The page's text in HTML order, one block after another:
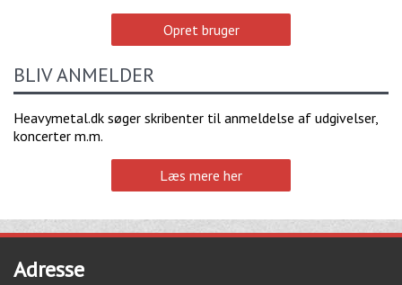
Opret bruger
BLIV ANMELDER
Heavymetal.dk søger skribenter til anmeldelse af udgivelser,
koncerter m.m.
Læs mere her
Adresse